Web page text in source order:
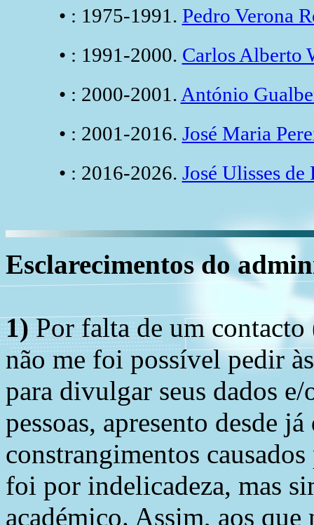
• : 1975-1991. Pedro Verona
• : 1991-2000. Carlos Alberto
• : 2000-2001. António
• : 2001-2016. José Maria
• : 2016-2026. José Ulisses
Esclarecimentos do
1)Por falta de um contacto
não me foi possível pedir
para divulgar seus dados
pessoas, apresento desde
constrangimentos
foi por indelicadeza, mas
académico. Assim, aos